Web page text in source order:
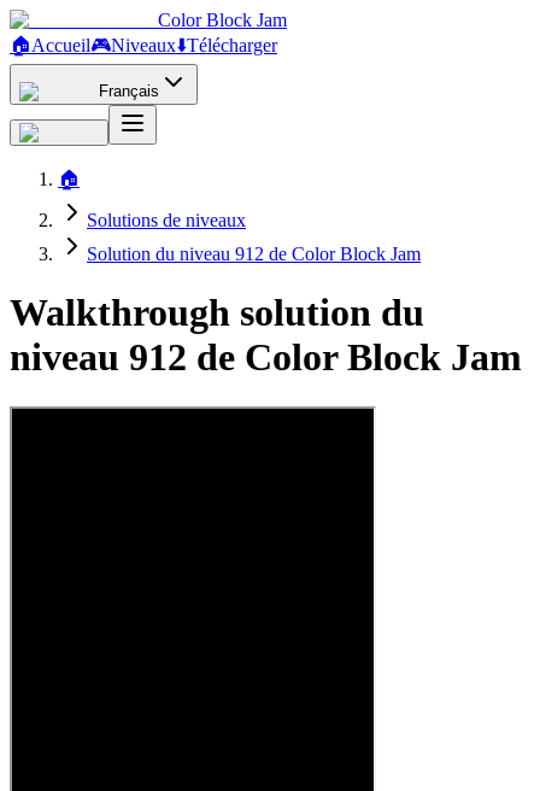
Color Block Jam
🏠Accueil🎮Niveaux⬇️Télécharger
Français
🏠
Solutions de niveaux
Solution du niveau 912 de Color Block Jam
Walkthrough solution du
niveau 912 de Color Block Jam